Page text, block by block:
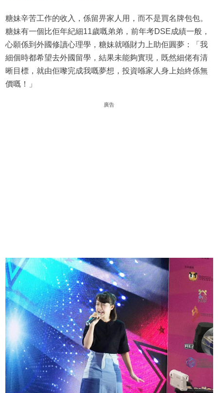
糖妹辛苦工作的收入，係留畀家人用，而不是買名牌包包。
糖妹有一個比佢年紀細11歲嘅弟弟，前年考DSE成績一般，
心願係到外國修讀心理學，糖妹就喺財力上助佢圓夢：「我
細個時都希望去外國留學，結果未能夠實現，既然細佬有清
晰目標，就由佢嚟完成我嘅夢想，投資喺家人身上始終係無
價嘅！」
廣告